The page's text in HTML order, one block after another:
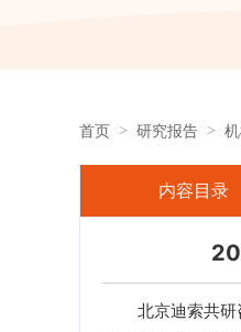
首页 研究报告
内容目录
北京迪索共研咨